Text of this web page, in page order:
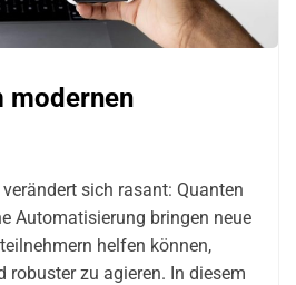
modernen
sich rasant: Quanten
Automatisierung bringen neue
helfen können,
robuster zu agieren. In diesem